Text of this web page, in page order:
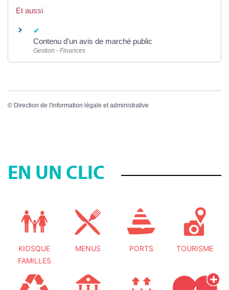
Et aussi
Contenu d'un avis de marché public
Gestion - Finances
© Direction de l'information légale et administrative
EN UN CLIC
KIOSQUE
FAMILLES
MENUS PORTS TOURISME